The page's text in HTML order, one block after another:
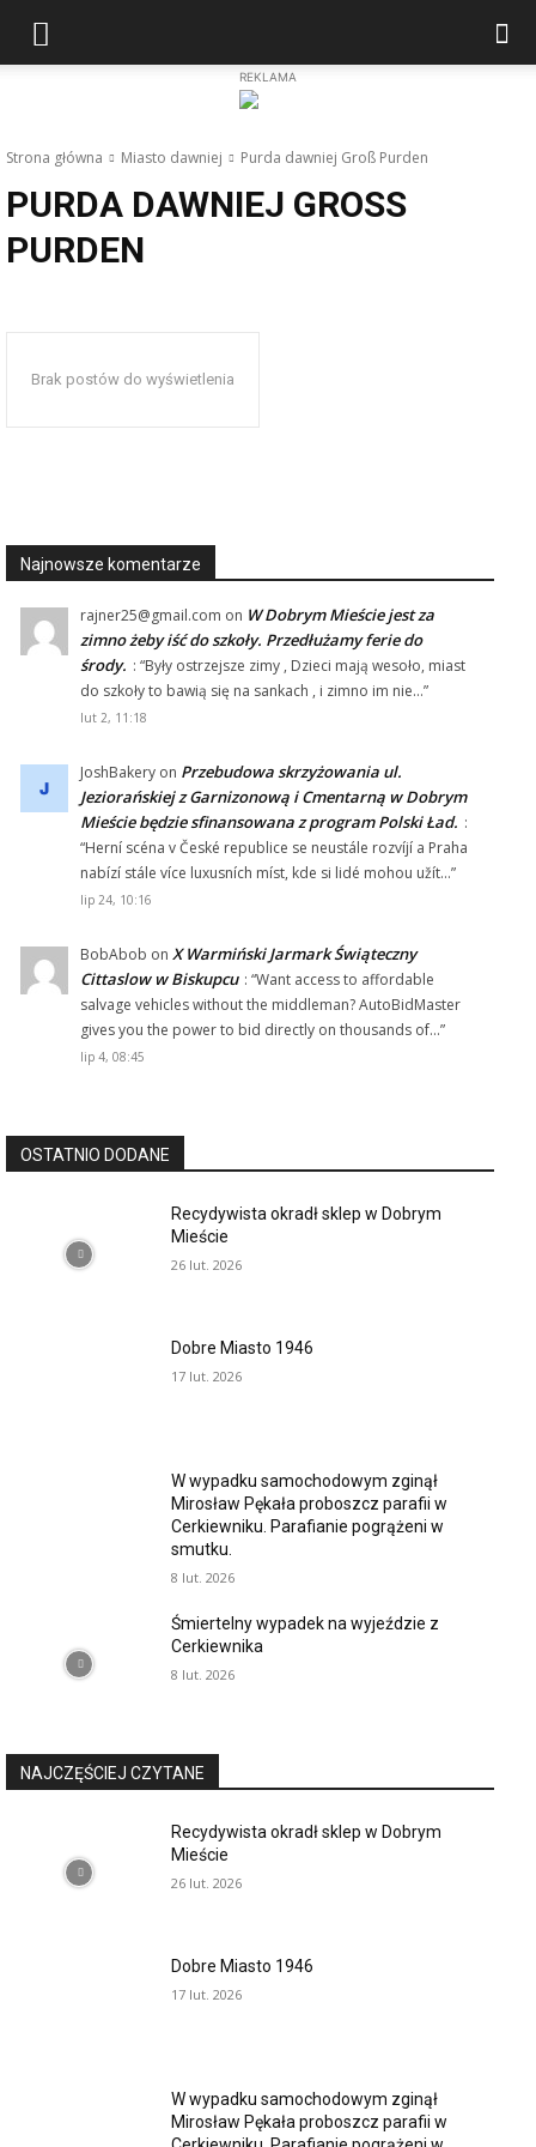
REKLAMA
Strona główna Miasto dawniej Purda dawniej Groß Purden
PURDA DAWNIEJ GROSS P
URDEN
Brak postów do wyświetlenia
Najnowsze komentarze
rajner25@gmail.com on W Dobrym Mieście jest za
zimno żeby iść do szkoły. Przedłużamy ferie do
środy. : “Były ostrzejsze zimy , Dzieci mają wesoło, miast
do szkoły to bawią się na sankach , i zimno im nie…”
lut 2, 11:18
JoshBakery on Przebudowa skrzyżowania ul.
Jeziorańskiej z Garnizonową i Cmentarną w Dobrym
Mieście będzie sfinansowana z program Polski Ład. :
“Herní scéna v České republice se neustále rozvíjí a Praha
nabízí stále více luxusních míst, kde si lidé mohou užít…”
lip 24, 10:16
BobAbob on X Warmiński Jarmark Świąteczny
Cittaslow w Biskupcu : “Want access to affordable
salvage vehicles without the middleman? AutoBidMaster
gives you the power to bid directly on thousands of…”
lip 4, 08:45
OSTATNIO DODANE
Recydywista okradł sklep w Dobrym
Mieście
26 lut. 2026
Dobre Miasto 1946
17 lut. 2026
W wypadku samochodowym zginął
Mirosław Pękała proboszcz parafii w
Cerkiewniku. Parafianie pogrążeni w
smutku.
8 lut. 2026
Śmiertelny wypadek na wyjeździe z
Cerkiewnika
8 lut. 2026
NAJCZĘŚCIEJ CZYTANE
Recydywista okradł sklep w Dobrym
Mieście
26 lut. 2026
Dobre Miasto 1946
17 lut. 2026
W wypadku samochodowym zginął
Mirosław Pękała proboszcz parafii w